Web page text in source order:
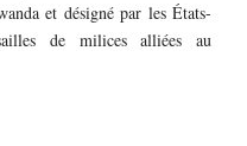
et désigné par les États-
de milices alliées au